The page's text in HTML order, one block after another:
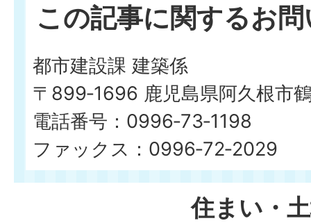
この記事に関するお
都市建設課 建築係
〒899‐1696 鹿児島県阿久根市
電話番号：0996‐73‐1198
ファックス：0996‐72‐2029
住まい・